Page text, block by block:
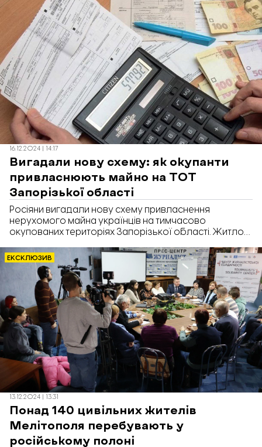
один із таких просторів – молодіжний центр
«Піпл.юа», який відкрили рівно рік тому, 24 квітня 2024
року, за ініціативою Мелітопольської громади.
«Відбудова. Запоріжжя» розповідає, яким був рік
роботи центру, як такі осередки гуртують людей та
чи можливо втримати молодь у Запоріжжі.
16.12.2024 | 14:17
Вигадали нову схему: як окупанти
привласнюють майно на ТОТ
Запорізької області
Росіяни вигадали нову схему привласнення
нерухомого майна українців на тимчасово
окупованих територіях Запорізької області. Житло
послуги.
ЕКСКЛЮЗИВ
13.12.2024 | 13:31
Понад 140 цивільних жителів
Мелітополя перебувають у
російському полоні